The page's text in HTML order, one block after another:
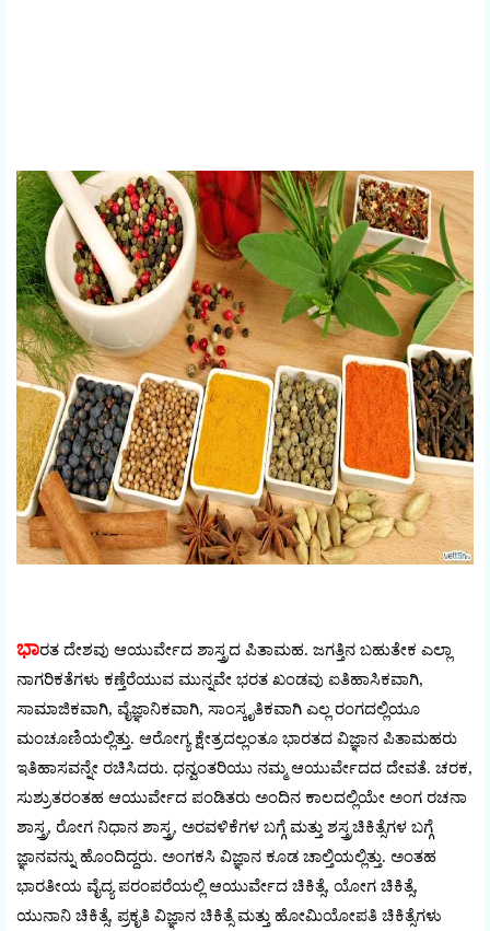
ಭಾರತ ದೇಶವು ಆಯುರ್ವೇದ ಶಾಸ್ತ್ರದ ಪಿತಾಮಹ. ಜಗತ್ತಿನ ಬಹುತೇಕ ಎಲ್ಲಾ
ನಾಗರಿಕತೆಗಳು ಕಣ್ತೆರೆಯುವ ಮುನ್ನವೇ ಭರತ ಖಂಡವು ಐತಿಹಾಸಿಕವಾಗಿ,
ಸಾಮಾಜಿಕವಾಗಿ, ವೈಜ್ಞಾನಿಕವಾಗಿ, ಸಾಂಸ್ಕೃತಿಕವಾಗಿ ಎಲ್ಲ ರಂಗದಲ್ಲಿಯೂ
ಮಂಚೂಣಿಯಲ್ಲಿತ್ತು. ಆರೋಗ್ಯ ಕ್ಷೇತ್ರದಲ್ಲಂತೂ ಭಾರತದ ವಿಜ್ಞಾನ ಪಿತಾಮಹರು
ಇತಿಹಾಸವನ್ನೇ ರಚಿಸಿದರು. ಧನ್ವಂತರಿಯು ನಮ್ಮ ಆಯುರ್ವೇದದ ದೇವತೆ. ಚರಕ,
ಸುಶ್ರುತರಂತಹ ಆಯುರ್ವೇದ ಪಂಡಿತರು ಅಂದಿನ ಕಾಲದಲ್ಲಿಯೇ ಅಂಗ ರಚನಾ
ಶಾಸ್ತ್ರ, ರೋಗ ನಿಧಾನ ಶಾಸ್ತ್ರ, ಅರವಳಿಕೆಗಳ ಬಗ್ಗೆ ಮತ್ತು ಶಸ್ತ್ರಚಿಕಿತ್ಸೆಗಳ ಬಗ್ಗೆ
ಜ್ಞಾನವನ್ನು ಹೊಂದಿದ್ದರು. ಅಂಗಕಸಿ ವಿಜ್ಞಾನ ಕೂಡ ಚಾಲ್ತಿಯಲ್ಲಿತ್ತು. ಅಂತಹ
ಭಾರತೀಯ ವೈದ್ಯ ಪರಂಪರೆಯಲ್ಲಿ ಆಯುರ್ವೇದ ಚಿಕಿತ್ಸೆ, ಯೋಗ ಚಿಕಿತ್ಸೆ,
ಯುನಾನಿ ಚಿಕಿತ್ಸೆ, ಪ್ರಕೃತಿ ವಿಜ್ಞಾನ ಚಿಕಿತ್ಸೆ ಮತ್ತು ಹೋಮಿಯೋಪತಿ ಚಿಕಿತ್ಸೆಗಳು